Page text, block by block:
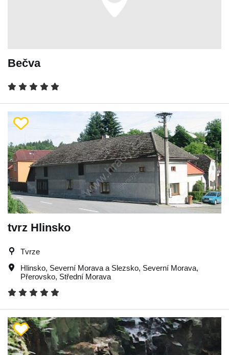
Bečva
tvrz Hlinsko
Tvrze
Hlinsko, Severní Morava a Slezsko, Severní Morava,
Přerovsko, Střední Morava